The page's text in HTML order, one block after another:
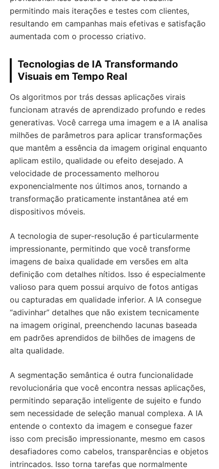
permitindo mais iterações e testes com clientes,
resultando em campanhas mais efetivas e satisfação
aumentada com o processo criativo.
Tecnologias de IA Transformando
Visuais em Tempo Real
Os algoritmos por trás dessas aplicações virais
funcionam através de aprendizado profundo e redes
generativas. Você carrega uma imagem e a IA analisa
milhões de parâmetros para aplicar transformações
que mantêm a essência da imagem original enquanto
aplicam estilo, qualidade ou efeito desejado. A
velocidade de processamento melhorou
exponencialmente nos últimos anos, tornando a
transformação praticamente instantânea até em
dispositivos móveis.
A tecnologia de super-resolução é particularmente
impressionante, permitindo que você transforme
imagens de baixa qualidade em versões em alta
definição com detalhes nítidos. Isso é especialmente
valioso para quem possui arquivo de fotos antigas
ou capturadas em qualidade inferior. A IA consegue
“adivinhar” detalhes que não existem tecnicamente
na imagem original, preenchendo lacunas baseada
em padrões aprendidos de bilhões de imagens de
alta qualidade.
A segmentação semântica é outra funcionalidade
revolucionária que você encontra nessas aplicações,
permitindo separação inteligente de sujeito e fundo
sem necessidade de seleção manual complexa. A IA
entende o contexto da imagem e consegue fazer
isso com precisão impressionante, mesmo em casos
desafiadores como cabelos, transparências e objetos
intrincados. Isso torna tarefas que normalmente